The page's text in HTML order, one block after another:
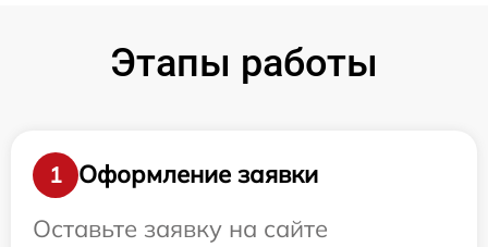
Этапы работы
1
Оформление заявки
Оставьте заявку на сайте